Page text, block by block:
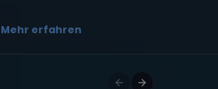
Mehr erfahren